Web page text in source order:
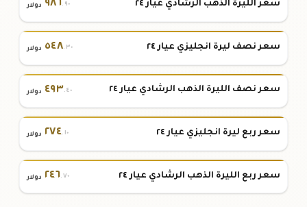
سعر الليرة الذهب الرشادي عيار ٢٤ ٩٨٦.٩٠ دولار
سعر نصف ليرة انجليزي عيار ٢٤ ٥٤٨.٣٠ دولار
سعر نصف الليرة الذهب الرشادي عيار ٢٤ ٤٩٣.٤٠ دولار
سعر ربع ليرة انجليزي عيار ٢٤ ٢٧٤.١٠ دولار
سعر ربع الليرة الذهب الرشادي عيار ٢٤ ٢٤٦.٧٠ دولار